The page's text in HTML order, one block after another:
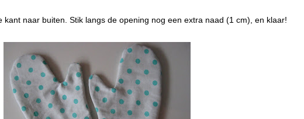
kant naar buiten. Stik langs de opening nog een extra naad (1 cm), en klaar!